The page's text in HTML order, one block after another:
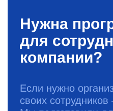
Нужна
для
компании?
Если нужно
своих сотрудников